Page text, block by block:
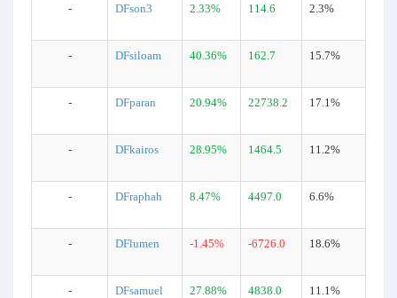
- DFson3 2.33% 114.6 2.3%
- DFsiloam 40.36% 162.7 15.7%
- DFparan 20.94% 22738.2 17.1%
- DFkairos 28.95% 1464.5 11.2%
- DFraphah 8.47% 4497.0 6.6%
- DFlumen -1.45% -6726.0 18.6%
- DFsamuel 27.88% 4838.0 11.1%